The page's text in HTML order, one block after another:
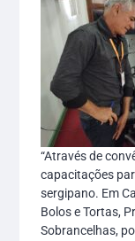
“Através de
capacitações
sergipano. Em
Bolos e Tortas,
Sobrancelhas,